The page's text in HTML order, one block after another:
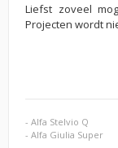
Liefst zoveel
Projecten wordt
- Alfa Stelvio Q
- Alfa Giulia Super